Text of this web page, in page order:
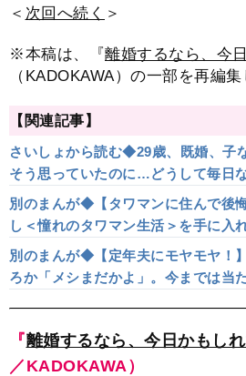
＜ 次回へ続く ＞
※本稿は、『離婚するなら、今
（KADOKAWA）の一部を再編集
【関連記事】
さいしょから読む◆29歳、既婚、子
そう思っていたのに…どうして毎日
【離婚するなら、今日かもしれない
別のまんが◆【タワマンに住んで後
し＜憧れのタワマン生活＞を手に入
た野球チームのおかげでママ友がで
は…（1）
別のまんが◆【定年夫にモヤモヤ！
ろか「メシまだかよ」。今までは当
『離婚するなら、今日かもし
／KADOKAWA）